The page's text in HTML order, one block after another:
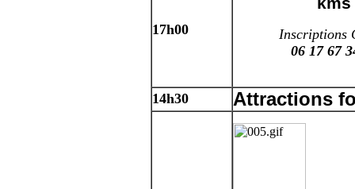
17h00
Inscriptions
06 17 67
14h30 Attractions